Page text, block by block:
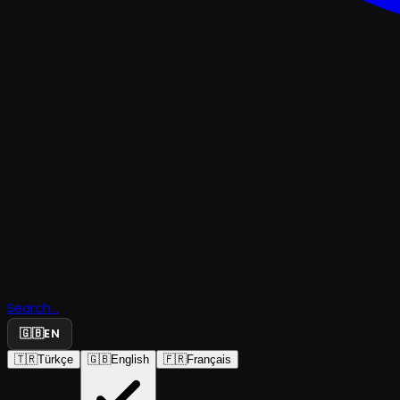
Search...
🇬🇧EN
🇹🇷Türkçe 🇬🇧English 🇫🇷Français
Alacalı